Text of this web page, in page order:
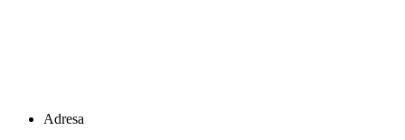
Adresa